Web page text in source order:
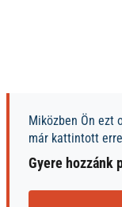
Miközben Ön ezt
már kattintott
Gyere hozzánk